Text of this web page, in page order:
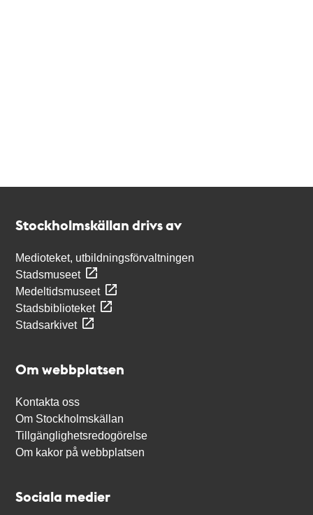
Stockholmskällan drivs av
Medioteket, utbildningsförvaltningen
Stadsmuseet
Medeltidsmuseet
Stadsbiblioteket
Stadsarkivet
Om webbplatsen
Kontakta oss
Om Stockholmskällan
Tillgänglighetsredogörelse
Om kakor på webbplatsen
Sociala medier